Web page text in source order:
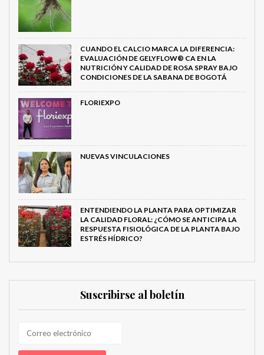
CUANDO EL CALCIO MARCA LA DIFERENCIA:
EVALUACIÓN DE GELYFLOW® CA EN LA
NUTRICIÓN Y CALIDAD DE ROSA SPRAY BAJO
CONDICIONES DE LA SABANA DE BOGOTÁ
FLORIEXPO
NUEVAS VINCULACIONES
ENTENDIENDO LA PLANTA PARA OPTIMIZAR
LA CALIDAD FLORAL: ¿CÓMO SE ANTICIPA LA
RESPUESTA FISIOLÓGICA DE LA PLANTA BAJO
ESTRÉS HÍDRICO?
Suscribirse al boletín